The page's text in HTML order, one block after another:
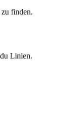
finden.
Linien.